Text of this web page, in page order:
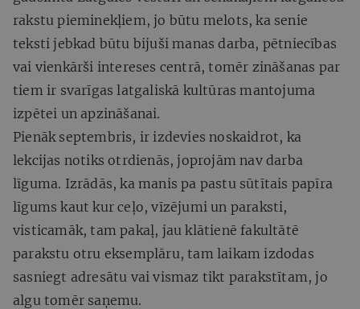
rakstu pieminekļiem, jo būtu melots, ka senie
teksti jebkad būtu bijuši manas darba, pētniecības
vai vienkārši intereses centrā, tomēr zināšanas par
tiem ir svarīgas latgaliskā kultūras mantojuma
izpētei un apzināšanai.
Pienāk septembris, ir izdevies noskaidrot, ka
lekcijas notiks otrdienās, joprojām nav darba
līguma. Izrādās, ka manis pa pastu sūtītais papīra
līgums kaut kur ceļo, vīzējumi un paraksti,
visticamāk, tam pakaļ, jau klātienē fakultātē
parakstu otru eksemplāru, tam laikam izdodas
sasniegt adresātu vai vismaz tikt parakstītam, jo
algu tomēr saņemu.